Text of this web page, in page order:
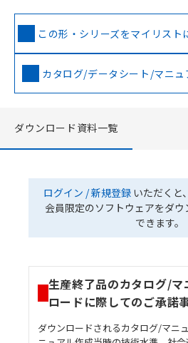
この形・シリーズをマイリスト
カタログ/データシート/マニュ
ダウンロード資料一覧
ログイン / 新規登録 いただくと
会員限定のソフトウェアをダ
できます。
生産終了品のカタログ/マ
ロードに際してのご承諾
ダウンロードされるカタログ/マニ